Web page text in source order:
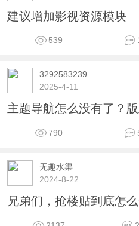
建议增加影视资源模块
539
3292583239
2025-4-11
主题导航怎么没有了？
790
无趣水渠
2024-8-22
兄弟们，抢楼贴到底怎